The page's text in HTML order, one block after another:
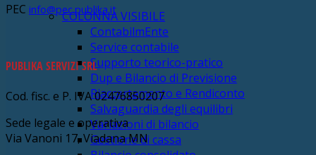
COLONNA VISIBILE
ContabilmEnte
Service contabile
Supporto teorico-pratico
Dup e Bilancio di Previsione
Riaccertamento e Rendiconto
Salvaguardia degli equilibri
Variazioni di bilancio
Gestione di cassa
PEC info@pec.publika.it
PUBLIKA SERVIZI SRL
Cod. fisc. e P. IVA 02476850207
Sede legale e operativa
Via Vanoni 17, Viadana MN